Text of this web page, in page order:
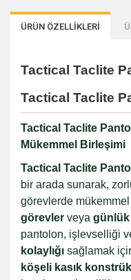
ÜRÜN ÖZELLİKLERİ
Tactical Taclite
Tactical Taclite
Tactical Taclite
Mükemmel Birleşimi
Tactical Taclite
bir arada sunarak,
görevlerde
görevler veya günlük
pantolon, işlevselliği
kolaylığı sağlamak
köşeli kasık